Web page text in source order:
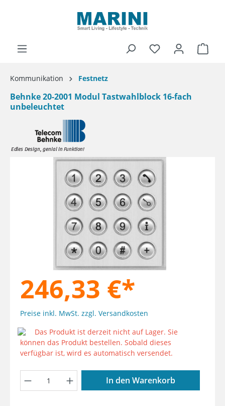
Kommunikation Festnetz
Behnke 20-2001 Modul Tastwahlblock 16-fach
unbeleuchtet
Bildergalerie überspringen
246,33 €*
Preise inkl. MwSt. zzgl. Versandkosten
Das Produkt ist derzeit nicht auf Lager. Sie
können das Produkt bestellen. Sobald dieses
verfügbar ist, wird es automatisch versendet.
Produkt Anzahl: Gib den
In den Warenkorb